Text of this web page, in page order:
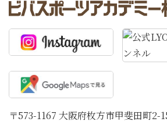
〒573-1167 大阪府枚方市甲斐田町2-